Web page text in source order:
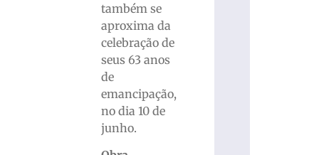
também se
aproxima da
celebração de
seus 63 anos
de
emancipação,
no dia 10 de
junho.